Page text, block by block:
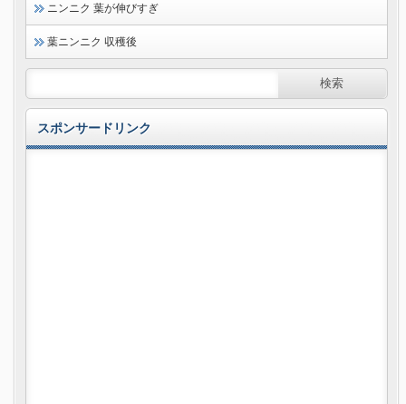
ニンニク 葉が伸びすぎ
葉ニンニク 収穫後
スポンサードリンク